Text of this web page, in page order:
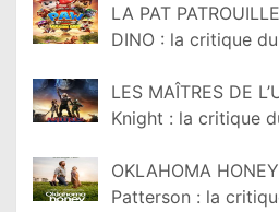
LA PAT
DINO : la critique
LES MAÎTRES DE
Knight : la critique
OKLAHOMA
Patterson : la